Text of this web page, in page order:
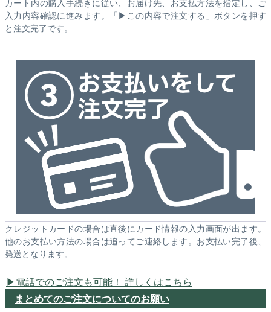
カート内の購入手続きに従い、お届け先、お支払方法を指定し、ご
入力内容確認に進みます。「▶この内容で注文する」ボタンを押す
と注文完了です。
クレジットカードの場合は直後にカード情報の入力画面が出ます。
他のお支払い方法の場合は追ってご連絡します。お支払い完了後、
発送となります。
電話でのご注文も可能！ 詳しくはこちら
まとめてのご注文についてのお願い